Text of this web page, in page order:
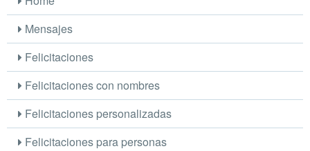
Mensajes
Felicitaciones
Felicitaciones con nombres
Felicitaciones personalizadas
Felicitaciones para personas